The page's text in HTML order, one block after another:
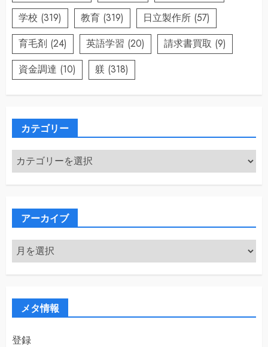
学校 (319) 教育 (319) 日立製作所 (57)
育毛剤 (24) 英語学習 (20) 請求書買取 (9)
資金調達 (10) 躾 (318)
カテゴリー
カ
テ
ゴ
アーカイブ
ア
ー
カ
メタ情報
登録